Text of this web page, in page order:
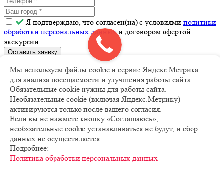
Я подтверждаю, что согласен(на) с условиями политики
обработки персональных данныхи договором офертой
экскурсии
Оставить заявку
Спасибо!
Ваша заявка принята.
Наш менеджер свяжется с вами в ближайшее время.
Спасибо!
Мы используем файлы cookie и сервис Яндекс.Метрика
для анализа посещаемости и улучшения работы сайта.
Обязательные cookie нужны для работы сайта.
Необязательные cookie (включая Яндекс.Метрику)
активируются только после вашего согласия.
Если вы не нажмёте кнопку «Соглашаюсь»,
необязательные cookie устанавливаться не будут, и сбор
данных не осуществляется.
Подробнее:
Политика обработки персональных данных